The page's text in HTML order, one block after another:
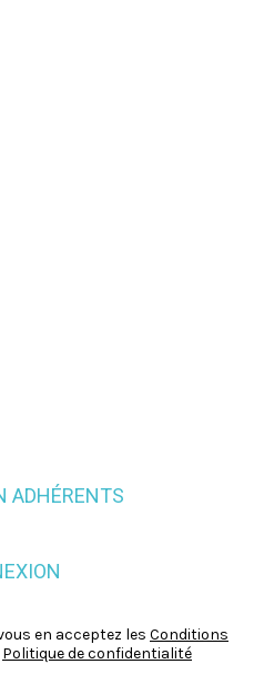
ADHÉRENTS
en acceptez les Conditions
Politique de confidentialité